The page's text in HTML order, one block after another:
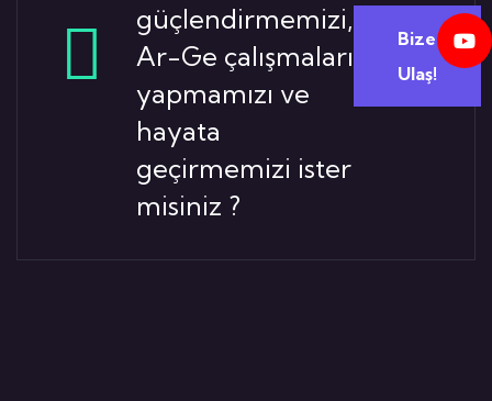
güçlendirmemizi,
Ar-Ge çalışmaları
yapmamızı ve
hayata
geçirmemizi ister
misiniz ?
Bize
Ulaş!